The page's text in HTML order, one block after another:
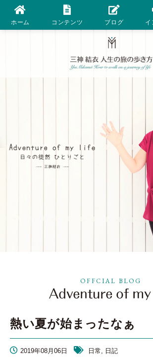
ホーム コンテンツ ブログ イ
OFFCIAL BLOG
熱い夏が始まったなぁ
2019年08月06日 日常, 日記